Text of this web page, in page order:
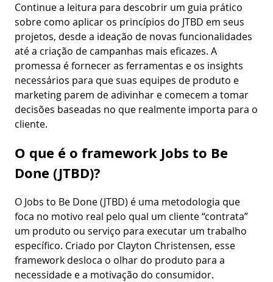
Continue a leitura para descobrir um guia prático
sobre como aplicar os princípios do JTBD em seus
projetos, desde a ideação de novas funcionalidades
até a criação de campanhas mais eficazes. A
promessa é fornecer as ferramentas e os insights
necessários para que suas equipes de produto e
marketing parem de adivinhar e comecem a tomar
decisões baseadas no que realmente importa para o
cliente.
O que é o framework Jobs to Be
Done (JTBD)?
O Jobs to Be Done (JTBD) é uma metodologia que
foca no motivo real pelo qual um cliente “contrata”
um produto ou serviço para executar um trabalho
específico. Criado por Clayton Christensen, esse
framework desloca o olhar do produto para a
necessidade e a motivação do consumidor.